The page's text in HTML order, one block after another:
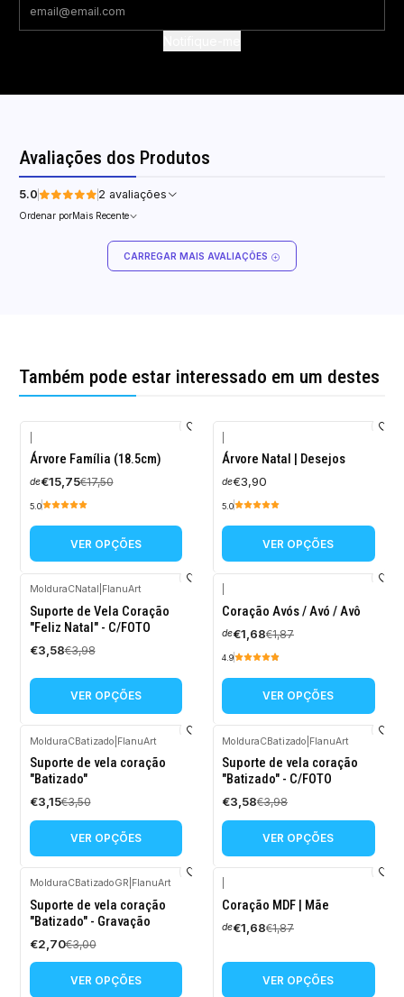
Avaliações dos Produtos
5.0 2 avaliações
Ordenar porMais Recente
CARREGAR MAIS AVALIAÇÕES
Também pode estar interessado em um destes
-10%
DESCONTO
Árvore Família (18.5cm)
de€15,75€17,50
5.0
VER OPÇÕES
Árvore Natal | Desejos
de€3,90
5.0
VER OPÇÕES
-10%
DESCONTO
MolduraCNatal FlanuArt
Suporte de Vela Coração
"Feliz Natal" - C/FOTO
€3,58€3,98
VER OPÇÕES
-10%
DESCONTO
Coração Avós / Avó / Avô
de€1,68€1,87
4.9
VER OPÇÕES
-10%
DESCONTO
MolduraCBatizado FlanuArt
Suporte de vela coração
"Batizado"
€3,15€3,50
VER OPÇÕES
-10%
DESCONTO
MolduraCBatizado FlanuArt
Suporte de vela coração
"Batizado" - C/FOTO
€3,58€3,98
VER OPÇÕES
-10%
DESCONTO
MolduraCBatizadoGR FlanuArt
Suporte de vela coração
"Batizado" - Gravação
€2,70€3,00
VER OPÇÕES
-10%
DESCONTO
Coração MDF | Mãe
de€1,68€1,87
VER OPÇÕES